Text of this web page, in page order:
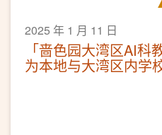
2025 年 1 月 11 日
「啬色园大湾区AI科
为本地与大湾区内学